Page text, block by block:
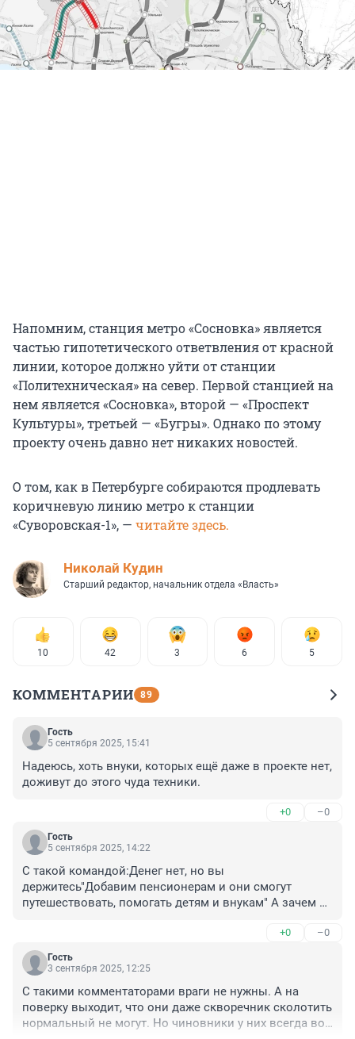
Напомним, станция метро «Сосновка» является
частью гипотетического ответвления от красной
линии, которое должно уйти от станции
«Политехническая» на север. Первой станцией на
нем является «Сосновка», второй — «Проспект
Культуры», третьей — «Бугры». Однако по этому
проекту очень давно нет никаких новостей.
О том, как в Петербурге собираются продлевать
коричневую линию метро к станции
«Суворовская-1», — читайте здесь.
Николай Кудин
Старший редактор, начальник отдела «Власть»
10 42 3 6 5
КОММЕНТАРИИ 89
Гость
5 сентября 2025, 15:41
Надеюсь, хоть внуки, которых ещё даже в проекте нет,
доживут до этого чуда техники.
+0 –0
Гость
5 сентября 2025, 14:22
С такой командой:Денег нет, но вы
держитесь"Добавим пенсионерам и они смогут
путешествовать, помогать детям и внукам" А зачем
ничего не должно и врагов не надо, бессменные
+0 –0
Гость
3 сентября 2025, 12:25
С такими комментаторами враги не нужны. А на
поверку выходит, что они даже скворечник сколотить
нормальный не могут. Но чиновники у них всегда во